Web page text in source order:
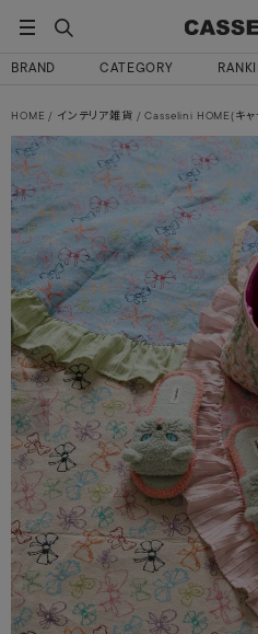
BRAND CATEGORY
HOME インテリア雑貨 Casselini HOME(キャ